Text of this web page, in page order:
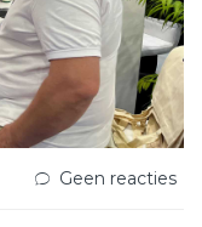
Geen reacties